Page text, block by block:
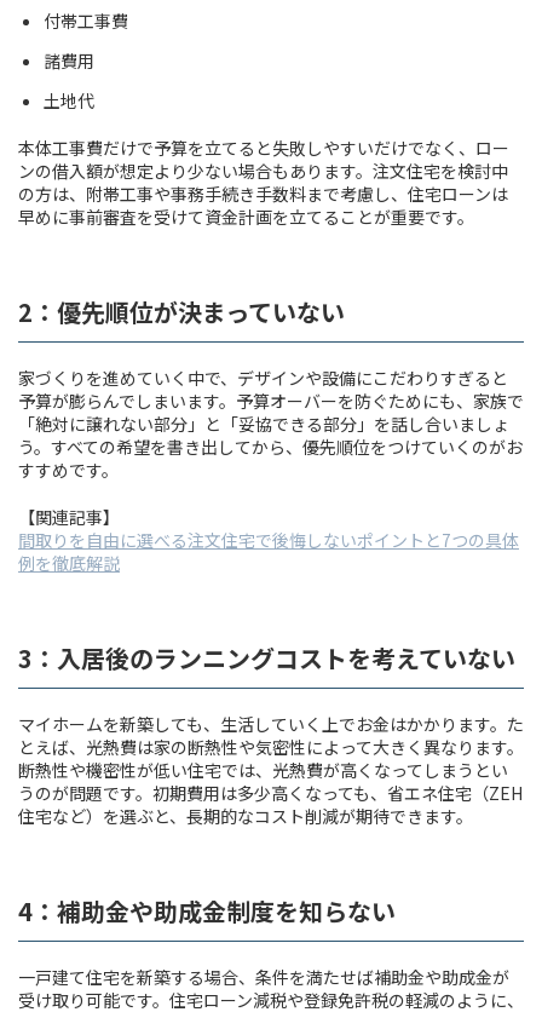
付帯工事費
諸費用
土地代
本体工事費だけで予算を立てると失敗しやすいだけでなく、ロー
ンの借入額が想定より少ない場合もあります。注文住宅を検討中
の方は、附帯工事や事務手続き手数料まで考慮し、住宅ローンは
早めに事前審査を受けて資金計画を立てることが重要です。
2：優先順位が決まっていない
家づくりを進めていく中で、デザインや設備にこだわりすぎると
予算が膨らんでしまいます。予算オーバーを防ぐためにも、家族で
「絶対に譲れない部分」と「妥協できる部分」を話し合いましょ
う。すべての希望を書き出してから、優先順位をつけていくのがお
すすめです。
【関連記事】
間取りを自由に選べる注文住宅で後悔しないポイントと7つの具体
例を徹底解説
3：入居後のランニングコストを考えていない
マイホームを新築しても、生活していく上でお金はかかります。た
とえば、光熱費は家の断熱性や気密性によって大きく異なります。
断熱性や機密性が低い住宅では、光熱費が高くなってしまうとい
うのが問題です。初期費用は多少高くなっても、省エネ住宅（ZEH
住宅など）を選ぶと、長期的なコスト削減が期待できます。
4：補助金や助成金制度を知らない
一戸建て住宅を新築する場合、条件を満たせば補助金や助成金が
受け取り可能です。住宅ローン減税や登録免許税の軽減のように、